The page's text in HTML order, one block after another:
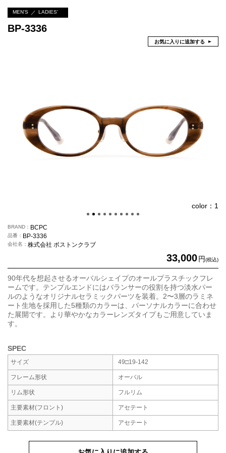
MEN'S LADIES’
BP-3336
お気に入りに追加する
color：1
BRAND BCPC
品番 BP-3336
会社名 株式会社 ボストンクラブ
33,000円(税込)
90年代を想起させるオーバルシェイプのオールプラスチックフレ
ームです。テンプルエンドにはバランサーの役割を持つ淡水パー
ルのようなオリジナルセラミックパーツを装着。2〜3層のラミネ
ート生地を採用した5種類のカラーは、パーソナルカラーに合わせ
た展開です。より華やかなカラーレンズタイプもご用意していま
す。
SPEC
サイズ 49□19-142
フレーム形状 オーバル
リム形状 フルリム
主要素材(フロント) アセテート
主要素材(テンプル) アセテート